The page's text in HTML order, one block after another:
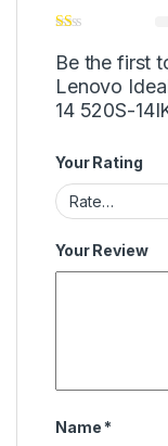
Be the first
Lenovo
14 520S-
Your Rating
Your Review
Name *